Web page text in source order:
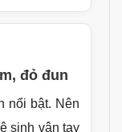
đỏ đun
nổi bật. Nên
sinh vân tay